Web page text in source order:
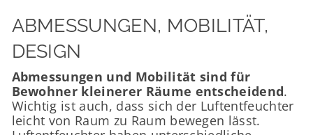
ABMESSUNGEN, MOBILITÄT,
DESIGN
Abmessungen und Mobilität sind für
Bewohner kleinerer Räume entscheidend.
Wichtig ist auch, dass sich der Luftentfeuchter
leicht von Raum zu Raum bewegen lässt.